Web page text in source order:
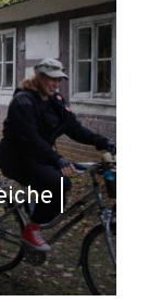
|